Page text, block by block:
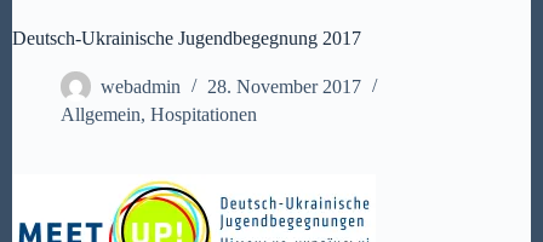
Deutsch-Ukrainische Jugendbegegnung 2017
webadmin
28. November 2017
Allgemein, Hospitationen